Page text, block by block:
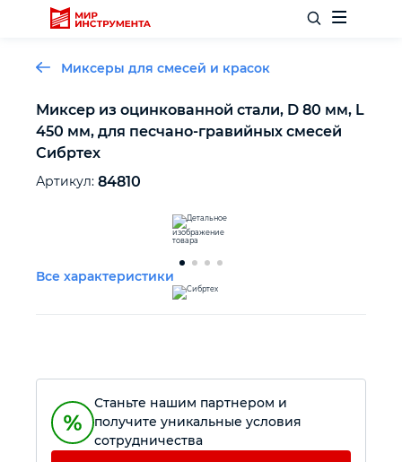
Отделочный инструмент
Слесарный инструмент
Столярный инструмент
Садовый инвентарь
Автомобильный инструмент
Миксеры для смесей и красок
Миксер из оцинкованной стали, D 80 мм, L
450 мм, для песчано-гравийных смесей
Сибртех
Артикул: 84810
Все характеристики
Станьте нашим партнером и
получите уникальные условия
сотрудничества